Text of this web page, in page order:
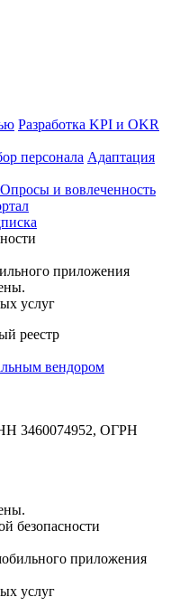
Разработка KPI и OKR
персонала Адаптация
Опросы и вовлеченность
приложения
услуг
3460074952, ОГРН
безопасности
приложения
услуг